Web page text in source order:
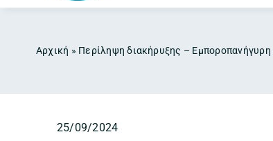
Αρχική » Περίληψη διακήρυξης –
25/09/2024